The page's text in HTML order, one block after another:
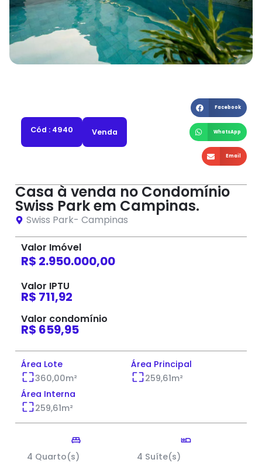
Cód : 4940 Venda
Facebook
WhatsApp
Email
Casa à venda no Condomínio
Swiss Park em Campinas.
Swiss Park- Campinas
Valor Imóvel
R$ 2.950.000,00
Valor IPTU
R$ 711,92
Valor condomínio
R$ 659,95
Área Lote
360,00m²
Área Principal
259,61m²
Área Interna
259,61m²
4 Quarto(s) 4 Suíte(s)